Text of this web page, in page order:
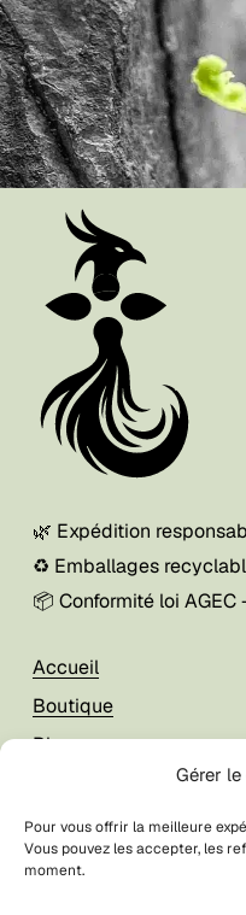
Gérer
Pour vous offrir la meilleure
Vous pouvez les accepter, les
moment.
🌿 Expédition
♻️ Emballages
📦 Conformité loi
Accueil
Boutique
Blog
Mon compte